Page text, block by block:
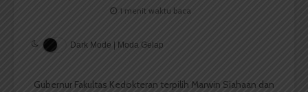
1 menit waktu baca
Dark Mode | Moda Gelap
Gubernur Fakultas Kedokteran terpilih Marwin Siahaan dan